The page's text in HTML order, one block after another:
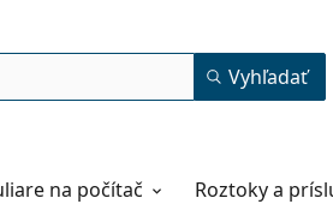
Vyhľadať
na počítač Roztoky a